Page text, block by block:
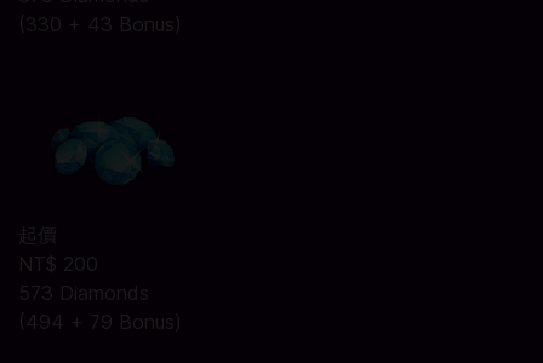
(330 + 43 Bonus)
起價
NT$ 200
573 Diamonds
(494 + 79 Bonus)